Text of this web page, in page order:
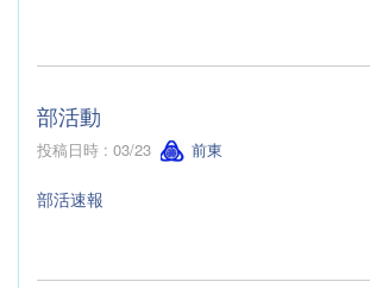
部活動
投稿日時 : 03/23 前東
部活速報